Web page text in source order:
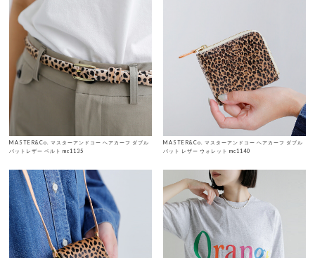
MASTER&Co. マスターアンドコー ヘアカーフ ダブル
バットレザー ベルト mc1135
MASTER&Co. マスターアンドコー ヘアカーフ ダブル
バット レザー ウォレット mc1140